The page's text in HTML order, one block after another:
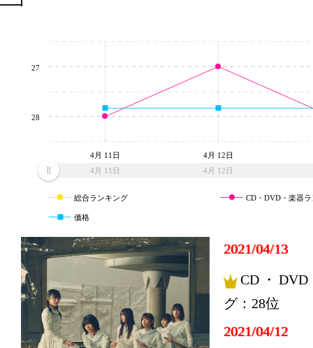
4月 11日 4月 12日
4月 11日 4月 12日
27
28
総合ランキング CD・DVD・楽器
価格
2021/04/13
CD・
グ：28位
2021/04/12